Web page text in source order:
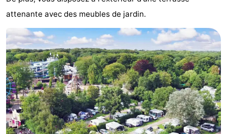
et
faire
Lieux
d'intérêt
-
Musées
-
Monuments
-
Points
de
Attractions
-
attenante avec des meubles de jardin.